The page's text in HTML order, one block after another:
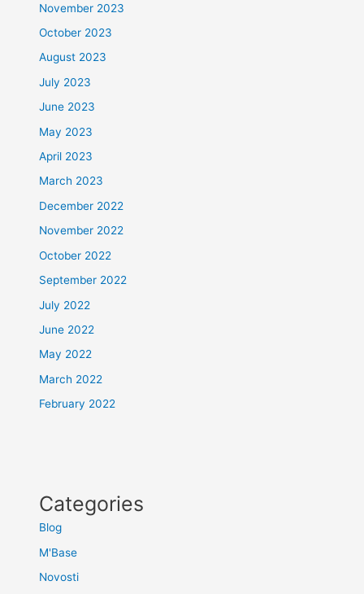
November 2023
October 2023
August 2023
July 2023
June 2023
May 2023
April 2023
March 2023
December 2022
November 2022
October 2022
September 2022
July 2022
June 2022
May 2022
March 2022
February 2022
Categories
Blog
M'Base
Novosti